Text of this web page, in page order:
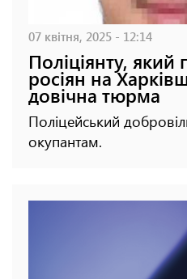
07 квітня, 2025 - 12:14
Поліціянту,
росіян на
довічна тюрма
Поліцейський
окупантам.